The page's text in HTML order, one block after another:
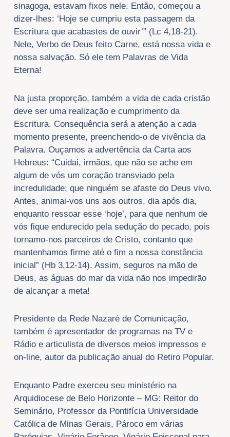
sinagoga, estavam fixos nele. Então, começou a
dizer-lhes: ‘Hoje se cumpriu esta passagem da
Escritura que acabastes de ouvir’” (Lc 4,18-21).
Nele, Verbo de Deus feito Carne, está nossa vida e
nossa salvação. Só ele tem Palavras de Vida
Eterna!
Na justa proporção, também a vida de cada cristão
deve ser uma realização e cumprimento da
Escritura. Consequência será a atenção a cada
momento presente, preenchendo-o de vivência da
Palavra. Ouçamos a advertência da Carta aos
Hebreus: “Cuidai, irmãos, que não se ache em
algum de vós um coração transviado pela
incredulidade; que ninguém se afaste do Deus vivo.
Antes, animai-vos uns aos outros, dia após dia,
enquanto ressoar esse ‘hoje’, para que nenhum de
vós fique endurecido pela sedução do pecado, pois
tornamo-nos parceiros de Cristo, contanto que
mantenhamos firme até o fim a nossa constância
inicial” (Hb 3,12-14). Assim, seguros na mão de
Deus, as águas do mar da vida não nos impedirão
de alcançar a meta!
Presidente da Rede Nazaré de Comunicação,
também é apresentador de programas na TV e
Rádio e articulista de diversos meios impressos e
on-line, autor da publicação anual do Retiro Popular.
Enquanto Padre exerceu seu ministério na
Arquidiocese de Belo Horizonte – MG: Reitor do
Seminário, Professor da Pontifícia Universidade
Católica de Minas Gerais, Pároco em várias